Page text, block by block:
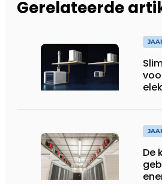
Gerelateerde
De